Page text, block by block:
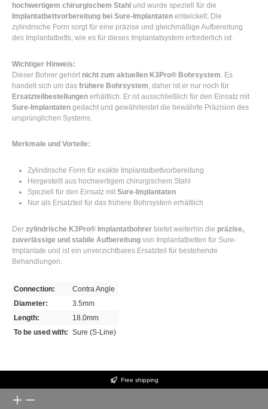
hochwertigem chirurgischem Stahl und wurde speziell für die
Implantatbettvorbereitung bei Sure-Implantaten entwickelt. Die
zylindrische Form sorgt für eine präzise und gleichmäßige Aufbereitung
des Implantatbetts, wie es für dieses Implantatsystem erforderlich ist.
Wichtiger Hinweis:
Dieser Bohrer gehört nicht zum aktuellen K3Pro® Bohrsystem. Es
handelt sich um das frühere Bohrsystem, daher ist er nur noch für
Ersatzteilbestellungen erhältlich. Er ist ausschließlich für den Einsatz mit
Sure-Implantaten gedacht und gewährleistet die bewährte Präzision des
ursprünglichen Systems.
Merkmale und Vorteile:
Zylindrische Form für exakte Implantatbettvorbereitung
Hergestellt aus hochwertigem chirurgischem Stahl
Speziell für den Einsatz mit Sure-Implantaten
Nur als Ersatzteil für das frühere Bohrsystem erhältlich
Der zylindrische K3Pro® Implantatbohrer bietet weiterhin die präzise,
zuverlässige und stabile Aufbereitung von Implantatbetten für Sure-
Implantate und ist ein unverzichtbares Ersatzteil für bestehende
Behandlungen.
Connection:
Contra Angle
Diameter:
3.5mm
Length:
18.0mm
To be used with: Sure (S-Line)
Free shipping